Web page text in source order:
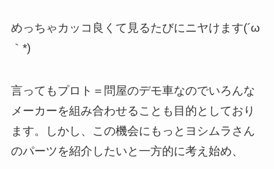
めっちゃカッコ良くて見るたびにニヤけます(´ω
｀*)
言ってもプロト＝問屋のデモ車なのでいろんな
メーカーを組み合わせることも目的としており
ます。しかし、この機会にもっとヨシムラさん
のパーツを紹介したいと一方的に考え始め、